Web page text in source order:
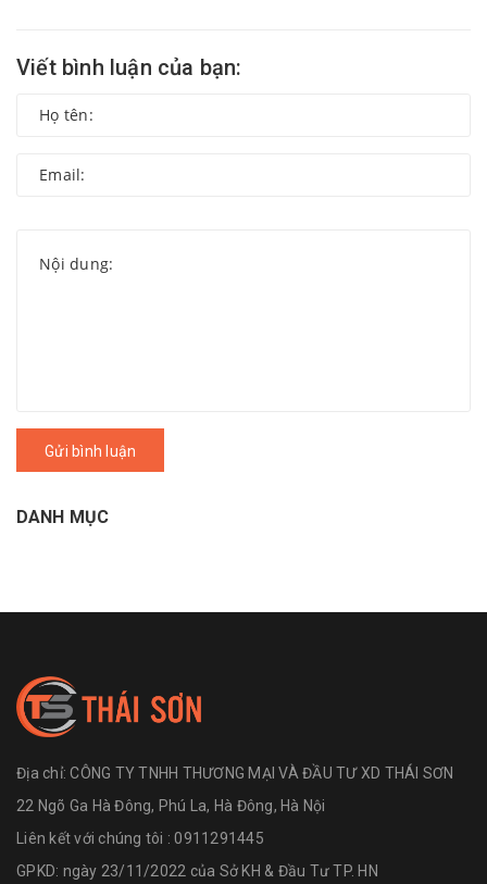
Viết bình luận của bạn:
Gửi bình luận
DANH MỤC
Địa chỉ:CÔNG TY TNHH THƯƠNG MẠI VÀ ĐẦU TƯ XD THÁI SƠN
22 Ngõ Ga Hà Đông, Phú La, Hà Đông, Hà Nội
Liên kết với chúng tôi : 0911291445
GPKD: ngày 23/11/2022 của Sở KH & Đầu Tư TP. HN